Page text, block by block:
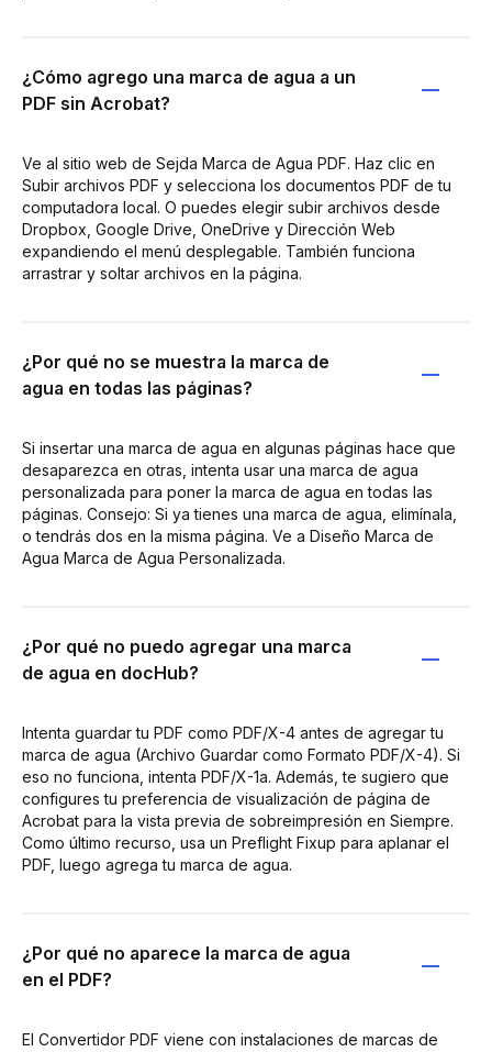
¿Cómo agrego una marca de agua a un
PDF sin Acrobat?
Ve al sitio web de Sejda Marca de Agua PDF. Haz clic en
Subir archivos PDF y selecciona los documentos PDF de tu
computadora local. O puedes elegir subir archivos desde
Dropbox, Google Drive, OneDrive y Dirección Web
expandiendo el menú desplegable. También funciona
arrastrar y soltar archivos en la página.
¿Por qué no se muestra la marca de
agua en todas las páginas?
Si insertar una marca de agua en algunas páginas hace que
desaparezca en otras, intenta usar una marca de agua
personalizada para poner la marca de agua en todas las
páginas. Consejo: Si ya tienes una marca de agua, elimínala,
o tendrás dos en la misma página. Ve a Diseño Marca de
Agua Marca de Agua Personalizada.
¿Por qué no puedo agregar una marca
de agua en docHub?
Intenta guardar tu PDF como PDF/X-4 antes de agregar tu
marca de agua (Archivo Guardar como Formato PDF/X-4). Si
eso no funciona, intenta PDF/X-1a. Además, te sugiero que
configures tu preferencia de visualización de página de
Acrobat para la vista previa de sobreimpresión en Siempre.
Como último recurso, usa un Preflight Fixup para aplanar el
PDF, luego agrega tu marca de agua.
¿Por qué no aparece la marca de agua
en el PDF?
El Convertidor PDF viene con instalaciones de marcas de